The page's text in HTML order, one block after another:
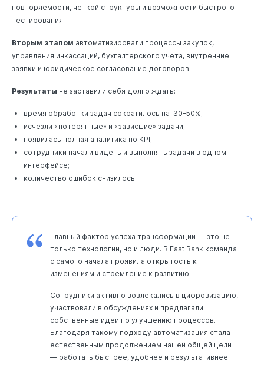
повторяемости, четкой структуры и возможности быстрого
тестирования.
Вторым этапом автоматизировали процессы закупок,
управления инкассаций, бухгалтерского учета, внутренние
заявки и юридическое согласование договоров.
Результаты не заставили себя долго ждать:
время обработки задач сократилось на 30–50%;
исчезли ‭«потерянные» и «зависшие» задачи;
появилась полная аналитика по KPI;
сотрудники начали видеть и выполнять задачи в одном
интерфейсе;
количество ошибок снизилось.
Главный фактор успеха трансформации — это не
только технологии, но и люди. В Fast Bank команда
с самого начала проявила открытость к
изменениям и стремление к развитию.
Сотрудники активно вовлекались в цифровизацию,
участвовали в обсуждениях и предлагали
собственные идеи по улучшению процессов.
Благодаря такому подходу автоматизация стала
естественным продолжением нашей общей цели
— работать быстрее, удобнее и результативнее.